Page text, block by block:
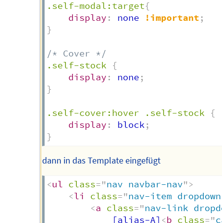
.self-modal:target{
display : none !important ;
}
/* Cover */
.self-stock
{
display : none ;
}
.self-cover:hover .self-stock
{
display : block ;
}
dann in das Template eingefügt
<ul class="nav navbar-nav">
<li class="nav-item
<a class="nav-link
            [alias-A]
<b class="